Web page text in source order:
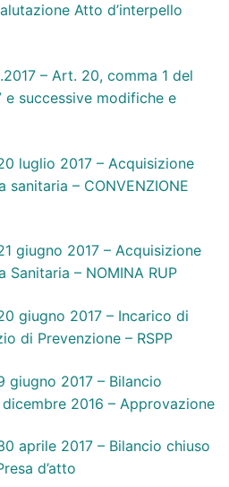
Atto d’interpello
– Art. 20, comma 1 del
e successive modifiche e
luglio 2017 – Acquisizione
– CONVENZIONE
giugno 2017 – Acquisizione
– NOMINA RUP
giugno 2017 – Incarico di
di Prevenzione – RSPP
giugno 2017 – Bilancio
dicembre 2016 – Approvazione
aprile 2017 – Bilancio chiuso
d’atto